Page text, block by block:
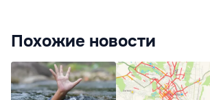
Похожие новости